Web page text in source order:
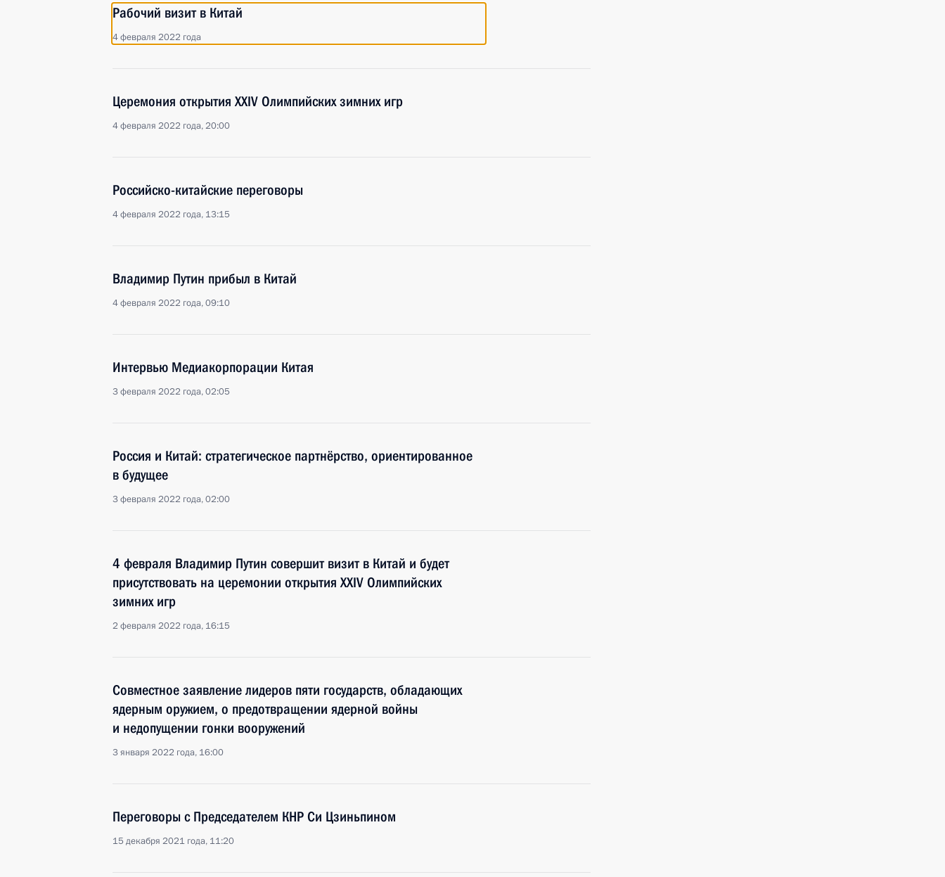
Рабочий визит в Китай
4 февраля 2022 года
Церемония открытия XXIV Олимпийских зимних игр
4 февраля 2022 года, 20:00
Российско-китайские переговоры
4 февраля 2022 года, 13:15
Владимир Путин прибыл в Китай
4 февраля 2022 года, 09:10
Интервью Медиакорпорации Китая
3 февраля 2022 года, 02:05
Россия и Китай: стратегическое партнёрство, ориентированное
в будущее
3 февраля 2022 года, 02:00
4 февраля Владимир Путин совершит визит в Китай и будет
присутствовать на церемонии открытия XXIV Олимпийских
зимних игр
2 февраля 2022 года, 16:15
Совместное заявление лидеров пяти государств, обладающих
ядерным оружием, о предотвращении ядерной войны
и недопущении гонки вооружений
3 января 2022 года, 16:00
Переговоры с Председателем КНР Си Цзиньпином
15 декабря 2021 года, 11:20